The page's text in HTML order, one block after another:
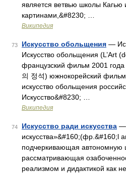
является ветвью школы Кагью
картинами,&#8230; …
Википедия
73 Искусство обольщения —
Искусство обольщения (L’Art
французский фильм 2001
의 정석) южнокорейский
искусство обольщения
Искусство&#8230; …
Википедия
74 Искусство ради искусства —
искусства»&#160;(фр.&#160;l
подчеркивающая автономную
рассматривающая
реализмом и дидактикой как